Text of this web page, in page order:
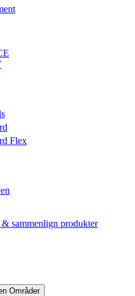
Flex
sammenlign produkter
Områder